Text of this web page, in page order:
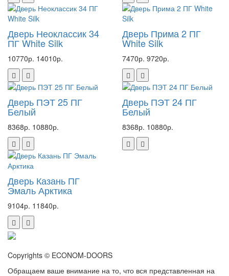
Дверь Неоклассик 34
ПГ White Silk
10770р. 14010р.
Дверь Прима 2 ПГ
White Silk
7470р. 9720р.
Дверь ПЭТ 25 ПГ
Белый
8368р. 10880р.
Дверь ПЭТ 24 ПГ
Белый
8368р. 10880р.
Дверь Казань ПГ
Эмаль Арктика
9104р. 11840р.
Copyrights © ECONOM-DOORS
Обращаем ваше внимание на то, что вся представленная на